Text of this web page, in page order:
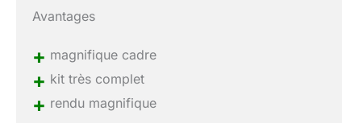
Avantages
+ magnifique cadre
+ kit très complet
+ rendu magnifique